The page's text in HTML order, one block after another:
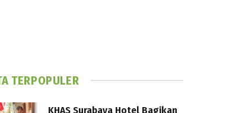
TERPOPULER
KHAS Surabaya Hotel Bagikan